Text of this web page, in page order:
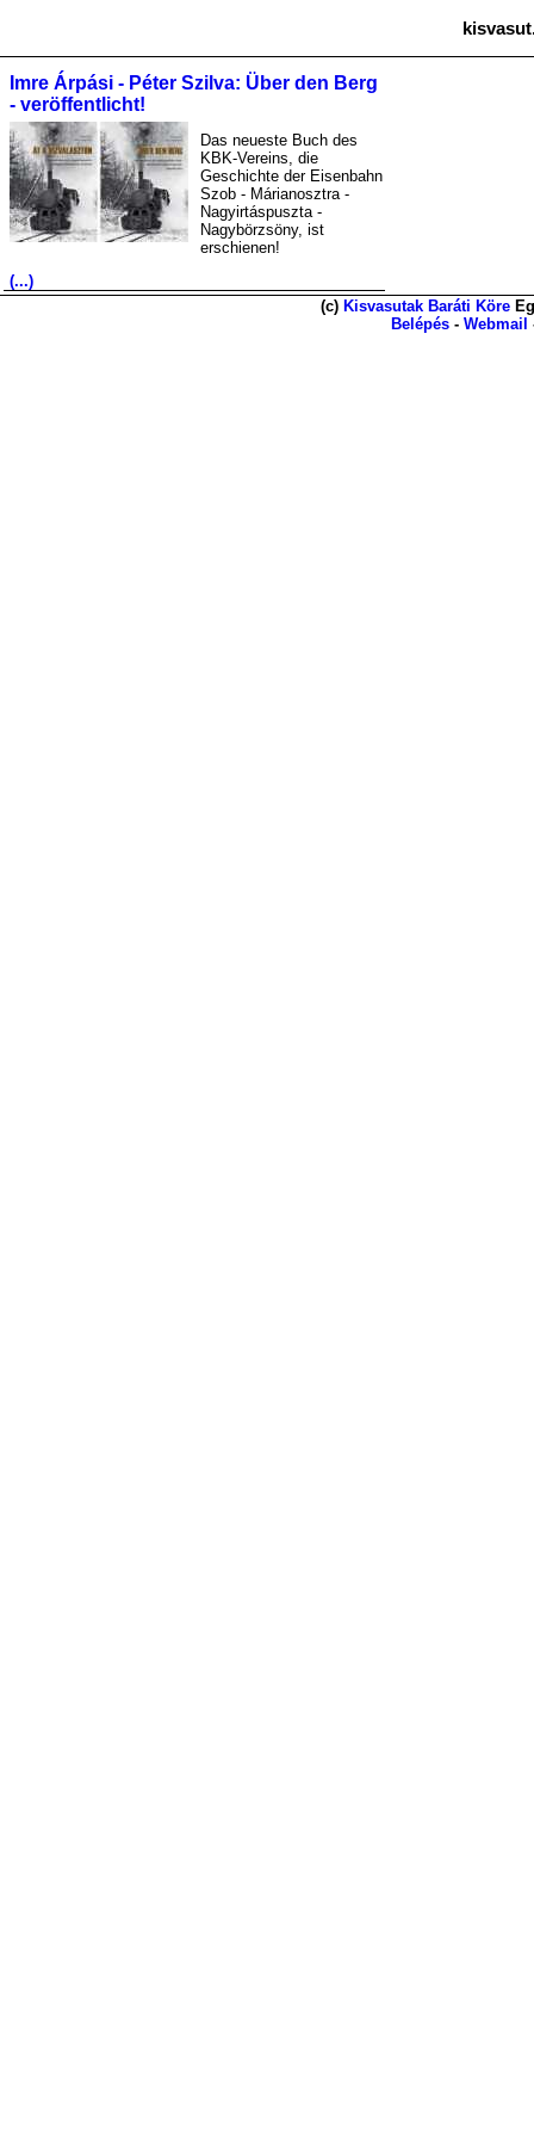
Imre Árpási - Péter Szilva: Über den Berg
- veröffentlicht!
Das neueste Buch des
KBK-Vereins, die
Geschichte der Eisenbahn
Szob - Márianosztra -
Nagyirtáspuszta -
Nagybörzsöny, ist
erschienen!
(...)
(c) Kisvasutak Baráti Köre
Belépés - Webmail